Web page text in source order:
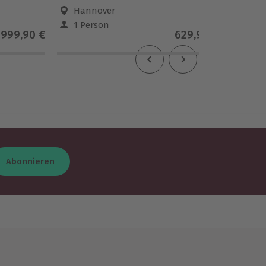
999,90 €
Hannover
1 Person
629,90 €
Abonnieren